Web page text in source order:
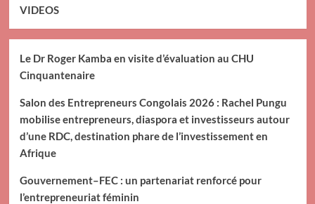
VIDEOS
Le Dr Roger Kamba en visite d’évaluation au CHU
Cinquantenaire
Salon des Entrepreneurs Congolais 2026 : Rachel Pungu
mobilise entrepreneurs, diaspora et investisseurs autour
d’une RDC, destination phare de l’investissement en
Afrique
Gouvernement–FEC : un partenariat renforcé pour
l’entrepreneuriat féminin